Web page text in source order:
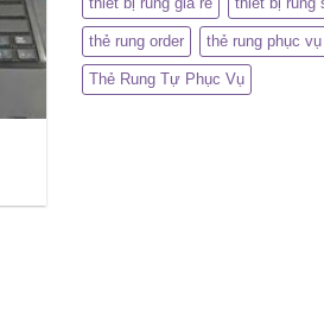
thẻ rung order thẻ rung phục vụ
Thẻ Rung Tự Phục Vụ